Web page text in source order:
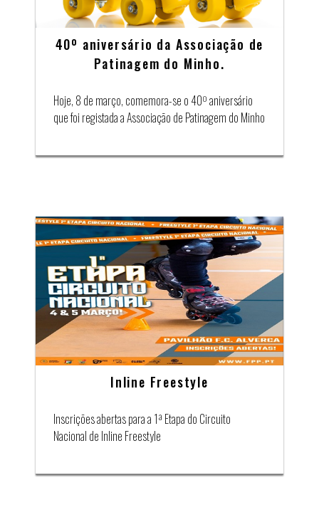
40º aniversário da Associação de
Patinagem do Minho.
Hoje, 8 de março, comemora-se o 40º aniversário
que foi registada a Associação de Patinagem do Minho
Inline Freestyle
Inscrições abertas para a 1ª Etapa do Circuito
Nacional de Inline Freestyle